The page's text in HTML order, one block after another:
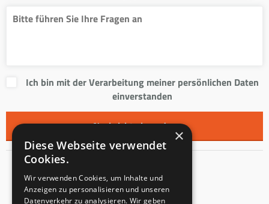
Ich bin mit der Verarbeitung meiner persönlichen Daten
einverstanden
Kontakt
Innentreppen s.r.o.
×
Diese Webseite verwendet
Cookies.
Wir verwenden Cookies, um Inhalte und
Anzeigen zu personalisieren und unseren
Datenverkehr zu analysieren. Wir geben